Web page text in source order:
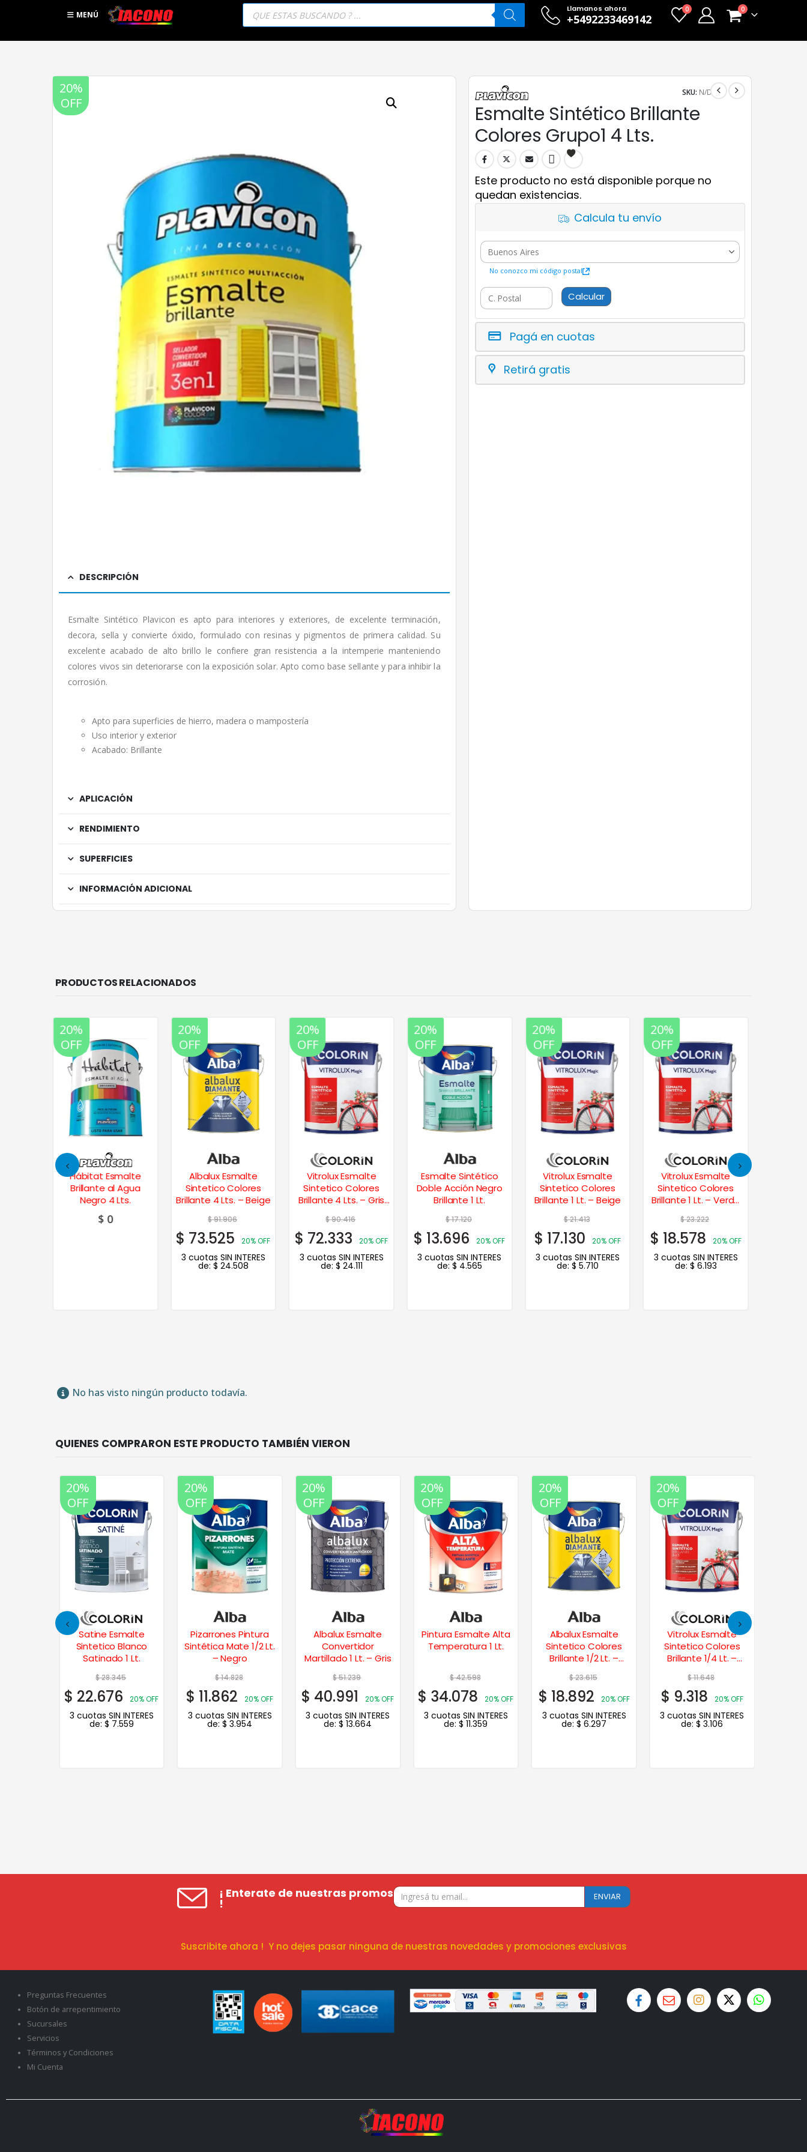
MENÚ
Búsqueda
productos
Llamanos ahora
+5492233469142
0 0
20%
OFF
DESCRIPCIÓN
Esmalte Sintético Plavicon es apto para interiores y exteriores, de excelente terminación,
decora, sella y convierte óxido, formulado con resinas y pigmentos de primera calidad. Su
excelente acabado de alto brillo le confiere gran resistencia a la intemperie manteniendo
colores vivos sin deteriorarse con la exposición solar. Apto como base sellante y para inhibir la
corrosión.
Apto para superficies de hierro, madera o mampostería
Uso interior y exterior
Acabado: Brillante
APLICACIÓN
RENDIMIENTO
SUPERFICIES
INFORMACIÓN ADICIONAL
Esmalte Sintético Brillante
Colores Grupo1 4 Lts.
SKU: N/D
Este producto no está disponible porque no
quedan existencias.
Calcula tu envío
No conozco mi código postal
Calcular
Pagá en cuotas
Retirá gratis
PRODUCTOS RELACIONADOS
20%
OFF
Albalux Esmalte
Sintetico Colores
Brillante 4 Lts. – Beige
$91.906
20%
OFF
Vitrolux Esmalte
Sintetico Colores
Brillante 4 Lts. – Gris
$90.416
$72.333 20% OFF
3 cuotas SIN INTERES
de:$24.111
20%
OFF
Esmalte Sintético
Doble Acción Negro
Brillante 1 Lt.
$17.120
$13.696 20% OFF
3 cuotas SIN INTERES
de: $4.565
20%
OFF
Vitrolux Esmalte
Sintetico Colores
Brillante 1 Lt. – Beige
$21.413
$17.130 20% OFF
3 cuotas SIN INTERES
de: $5.710
20%
OFF
Vitrolux Esmalte
Sintetico Colores
Brillante 1 Lt. – Verde
$23.222
$ 18.578 20% OFF
3 cuotas SIN INTERES
de: $6.193
20%
OFF
Albalux Esmalte
Sintetico Colores
Brillante 1 Lt. – Gris
$26.652
$21.322 20% OFF
3 cuotas SIN INTERES
de: $7.107
No has visto ningún producto todavía.
20%
OFF
Pizarrones Pintura
Sintética Mate 1/2 Lt.
– Negro
$14.828
$ 11.862 20% OFF
3 cuotas SIN INTERES
de: $ 3.954
20%
OFF
Albalux Esmalte
Convertidor
Martillado 1 Lt. – Gris
$51.239
$40.991 20% OFF
3 cuotas SIN INTERES
de: $13.664
20%
OFF
Pintura Esmalte Alta
Temperatura 1 Lt.
$42.598
$34.078 20% OFF
3 cuotas SIN INTERES
de:$ 11.359
20%
OFF
Albalux Esmalte
Sintetico Colores
$23.615
$ 18.892 20% OFF
3 cuotas SIN INTERES
de: $ 6.297
20%
OFF
Vitrolux Esmalte
Sintetico Colores
Brillante 1/4 Lt. –
$11.648
$ 9.318 20% OFF
3 cuotas SIN INTERES
de:$ 3.106
20%
OFF
Esmalte Sintético
Brillante Colores
Grupo3 4 Lts. –
$65.215
$52.172 20% OFF
3 cuotas SIN INTERES
de: $17.391
¡ Enterate de nuestras promos
!
Suscribite ahora ! Y no dejes pasar ninguna de nuestras novedades y promociones exclusivas
Preguntas Frecuentes
Botón de arrepentimiento
Sucursales
Servicios
Términos y Condiciones
Mi Cuenta